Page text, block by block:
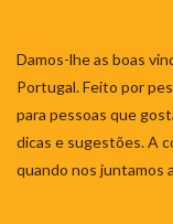
Damos-lhe as boas
Portugal. Feito por
para pessoas que
dicas e sugestões. A
quando nos juntamos